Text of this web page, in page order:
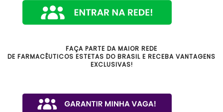
FAÇA PARTE DA MAIOR REDE
DE FARMACÊUTICOS ESTETAS DO BRASIL E RECEBA VANTAGENS
EXCLUSIVAS!